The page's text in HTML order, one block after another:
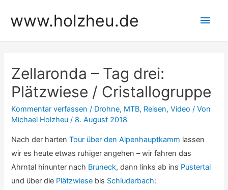
Inhaltwww.holzheu.de
Zellaronda – Tag drei:
Plätzwiese / Cristallogruppe
Kommentar verfassen / Drohne, MTB, Reisen,Video / Von
Michael Holzheu / 8. August 2018
Nach der hartenTour über den Alpenhauptkamm lassen
wir es heute etwas ruhiger angehen – wir fahren das
Ahrntal hinunter nach Bruneck, dann links ab ins Pustertal
und über die Plätzwiese bis Schluderbach: